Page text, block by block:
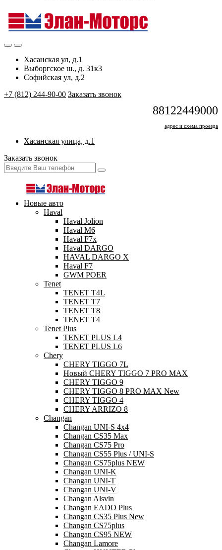
Хасанская ул, д.1
Выборгское ш., д. 31к3
Софийская ул, д.2
+7 (812) 244-90-00 Заказать звонок
88122449000
адрес и схема проезда
Хасанская улица, д.1
Заказать звонок
Новые авто
Haval
Haval Jolion
Haval M6
Haval F7x
Haval DARGO
HAVAL DARGO Х
Haval F7
GWM POER
Tenet
TENET T4L
TENET T7
TENET T8
TENET T4
Tenet Plus
TENET PLUS L4
TENET PLUS L6
Chery
CHERY TIGGO 7L
Новый CHERY TIGGO 7 PRO MAX
CHERY TIGGO 9
CHERY TIGGO 8 PRO MAX New
CHERY TIGGO 4
CHERY ARRIZO 8
Changan
Changan UNI-S 4x4
Changan CS35 Max
Changan CS75 Pro
Changan CS55 Plus / UNI-S
Changan CS75plus NEW
Changan UNI-K
Changan UNI-T
Changan UNI-V
Changan Alsvin
Changan EADO Plus
Changan CS35 Plus New
Changan CS75plus
Changan CS95 NEW
Changan Lamore